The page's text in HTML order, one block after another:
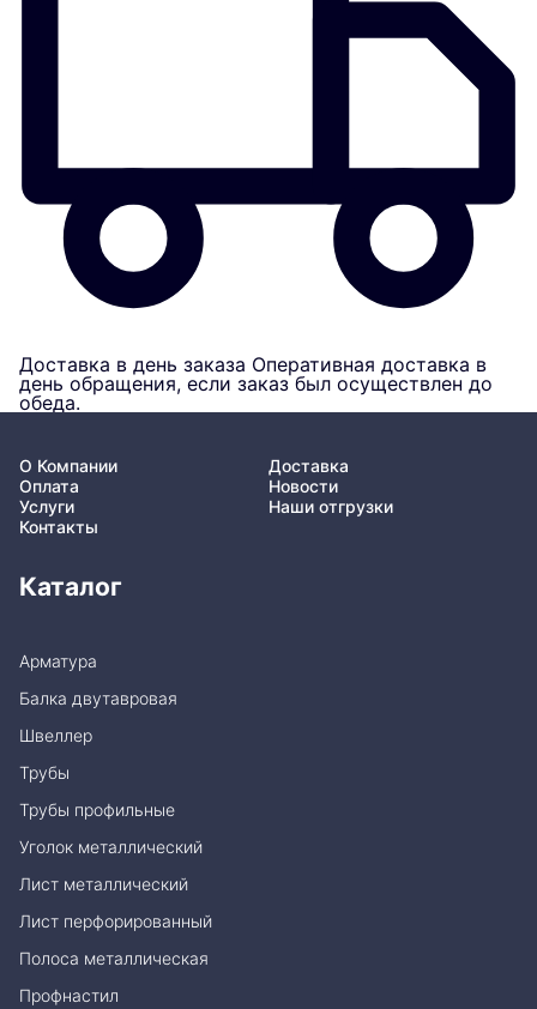
Доставка в день заказа Оперативная доставка в
день обращения, если заказ был осуществлен до
обеда.
О Компании
Доставка
Оплата
Новости
Услуги
Наши отгрузки
Контакты
Каталог
Арматура
Балка двутавровая
Швеллер
Трубы
Трубы профильные
Уголок металлический
Лист металлический
Лист перфорированный
Полоса металлическая
Профнастил